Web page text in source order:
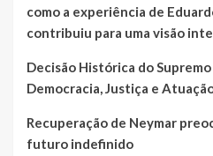
como a experiência de
contribuiu para uma visão
Decisão Histórica do
Democracia, Justiça e
Recuperação de Neymar
futuro indefinido